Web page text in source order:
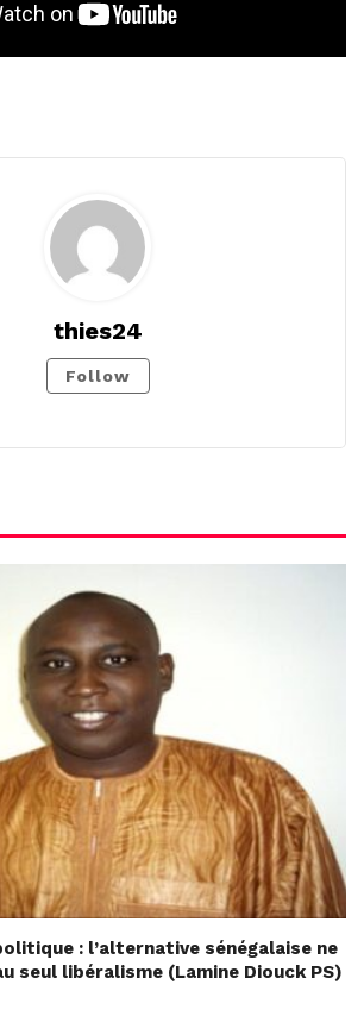
thies24
Follow
: l’alternative sénégalaise ne
seul libéralisme (Lamine Diouck PS)